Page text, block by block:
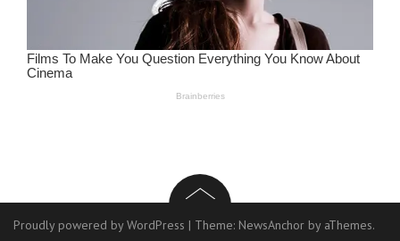
Proudly powered by WordPress | Theme: NewsAnchor by aThemes.